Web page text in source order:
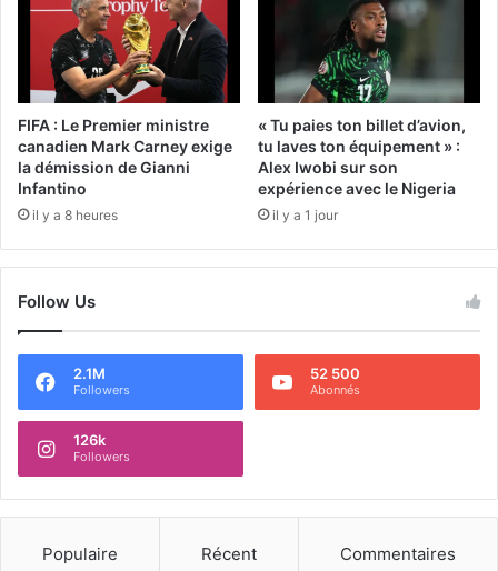
FIFA : Le Premier ministre
canadien Mark Carney exige
la démission de Gianni
Infantino
il y a 8 heures
« Tu paies ton billet d’avion,
tu laves ton équipement » :
Alex Iwobi sur son
expérience avec le Nigeria
il y a 1 jour
Follow Us
2.1M
Followers
52 500
Abonnés
126k
Followers
Populaire Récent Commentaires